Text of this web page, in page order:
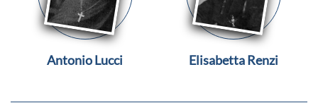
Antonio Lucci Elisabetta Renzi